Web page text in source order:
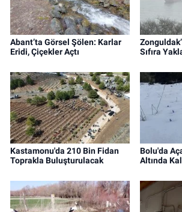
Abant’ta Görsel Şölen: Karlar
Eridi, Çiçekler Açtı
Sıfıra
Kastamonu'da 210 Bin Fidan
Toprakla Buluşturulacak
Bolu'da
Altında